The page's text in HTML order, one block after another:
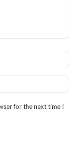
for the next time I